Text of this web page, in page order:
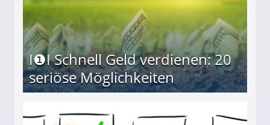
I❶I Schnell Geld verdienen: 20
seriöse Möglichkeiten